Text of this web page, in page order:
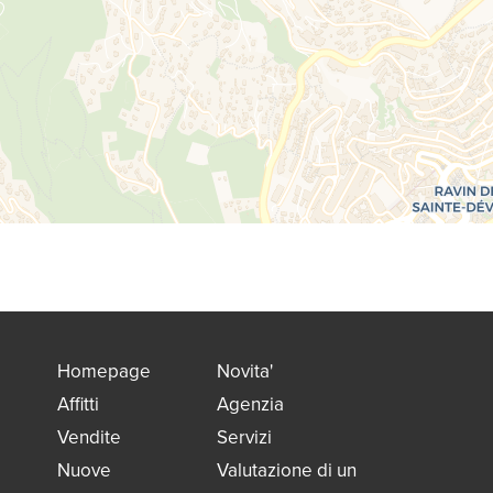
Homepage
Affitti
Vendite
Nuove
Novita'
Agenzia
Servizi
Valutazione di un